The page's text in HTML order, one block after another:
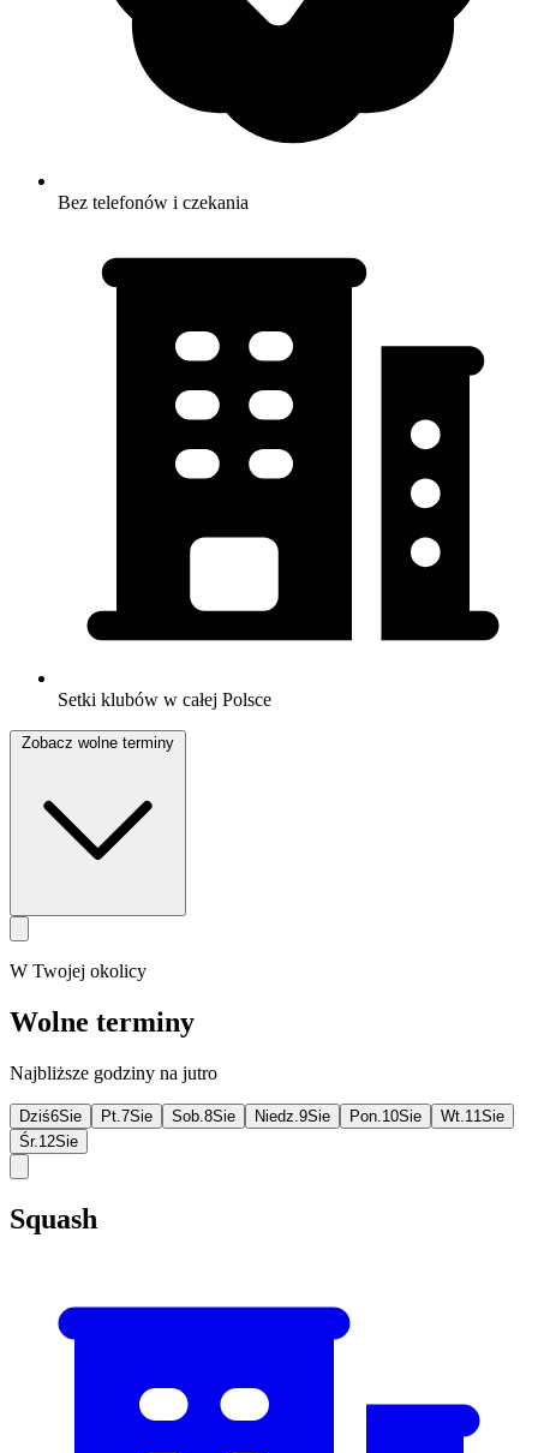
Bez telefonów i czekania
Setki klubów w całej Polsce
W Twojej okolicy
Wolne terminy
Najbliższe godziny na jutro
Dziś6Sie Pt. 7Sie Sob. 8Sie Niedz. 9Sie Pon. 10Sie Wt. 11Sie
Śr. 12Sie
Squash